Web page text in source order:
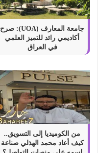
جامعة المعارف (UOA): صرح
أكاديمي رائد للتميز العلمي
في العراق
من الكوميديا إلى التسويق..
كيف أعاد محمد الهذلي صناعة